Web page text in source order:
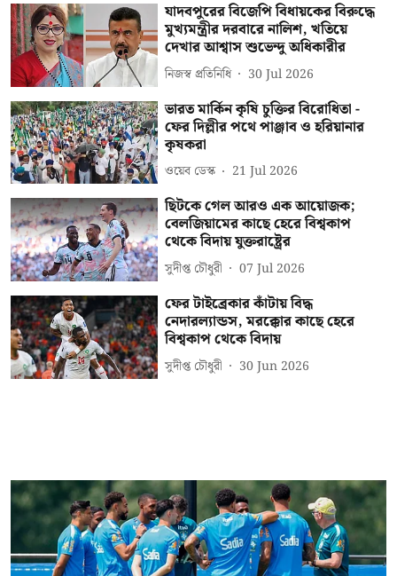
যাদবপুরের বিজেপি বিধায়কের বিরুদ্ধে
মুখ্যমন্ত্রীর দরবারে নালিশ, খতিয়ে
দেখার আশ্বাস শুভেন্দু অধিকারীর
নিজস্ব প্রতিনিধি 30 Jul 2026
ভারত মার্কিন কৃষি চুক্তির বিরোধিতা -
ফের দিল্লীর পথে পাঞ্জাব ও হরিয়ানার
কৃষকরা
ওয়েব ডেস্ক 21 Jul 2026
ছিটকে গেল আরও এক আয়োজক;
বেলজিয়ামের কাছে হেরে বিশ্বকাপ
থেকে বিদায় যুক্তরাষ্ট্রের
সুদীপ্ত চৌধুরী 07 Jul 2026
ফের টাইব্রেকার কাঁটায় বিদ্ধ
নেদারল্যান্ডস, মরক্কোর কাছে হেরে
বিশ্বকাপ থেকে বিদায়
সুদীপ্ত চৌধুরী 30 Jun 2026